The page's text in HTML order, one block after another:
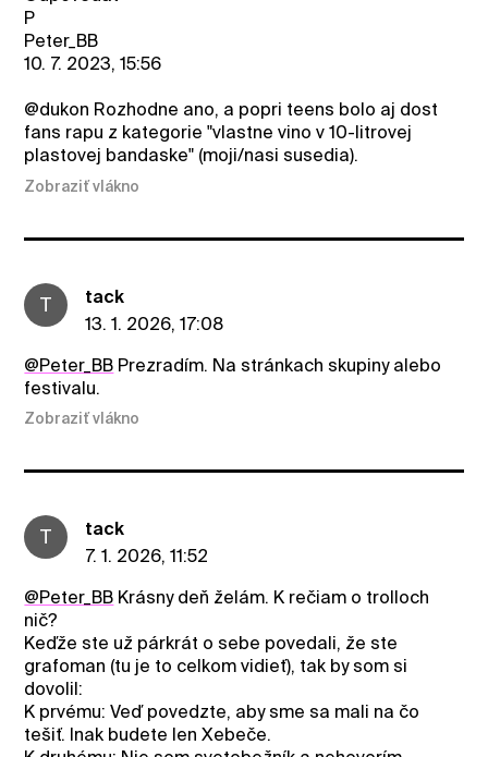
P
Peter_BB
10. 7. 2023, 15:56
@dukon Rozhodne ano, a popri teens bolo aj dost
fans rapu z kategorie "vlastne vino v 10-litrovej
plastovej bandaske" (moji/nasi susedia).
Zobraziť vlákno
T
tack
13. 1. 2026, 17:08
@Peter_BB Prezradím. Na stránkach skupiny alebo
festivalu.
Zobraziť vlákno
T
tack
7. 1. 2026, 11:52
@Peter_BB Krásny deň želám. K rečiam o trolloch
nič?
Keďže ste už párkrát o sebe povedali, že ste
grafoman (tu je to celkom vidieť), tak by som si
dovolil:
K prvému: Veď povedzte, aby sme sa mali na čo
tešiť. Inak budete len Xebeče.